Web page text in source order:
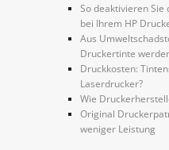
So deaktivieren
bei Ihrem HP
Aus
Druckertinte
Druckkosten:
Laserdrucker?
Wie
Original
weniger Leistung